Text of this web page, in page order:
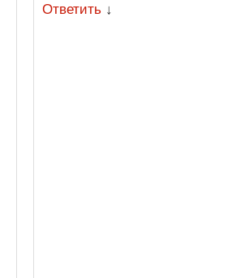
Ответить ↓